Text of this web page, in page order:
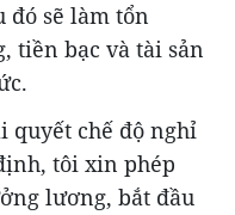
đó sẽ làm tổn
tiền bạc và tài sản
quyết chế độ nghỉ
tôi xin phép
lương, bắt đầu